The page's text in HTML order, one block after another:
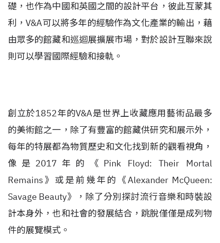
礎，也作為中國和英國之間的設計平台，彼此互蒙其
利，V&A可以將多年的經驗作為文化產業的輸出，藉
由眾多的館藏和巡迴展擴展市場，對於設計互聯來說
則可以學習國際經驗和接軌。
創立於1852年的V&A是世界上收藏應用藝術品最多
的美術館之一，除了有豐富的館藏供研究和展示外，
每年的特展都為物質歷史和文化找到新的觀看視角，
像是2017年的《Pink Floyd: Their Mortal
Remains》或是前幾年的《Alexander McQueen:
Savage Beauty》，除了分別探討流行音樂和時裝設
計本身外，也和社會的發展結合，跳脫僅僅是成列物
件的展覽模式。